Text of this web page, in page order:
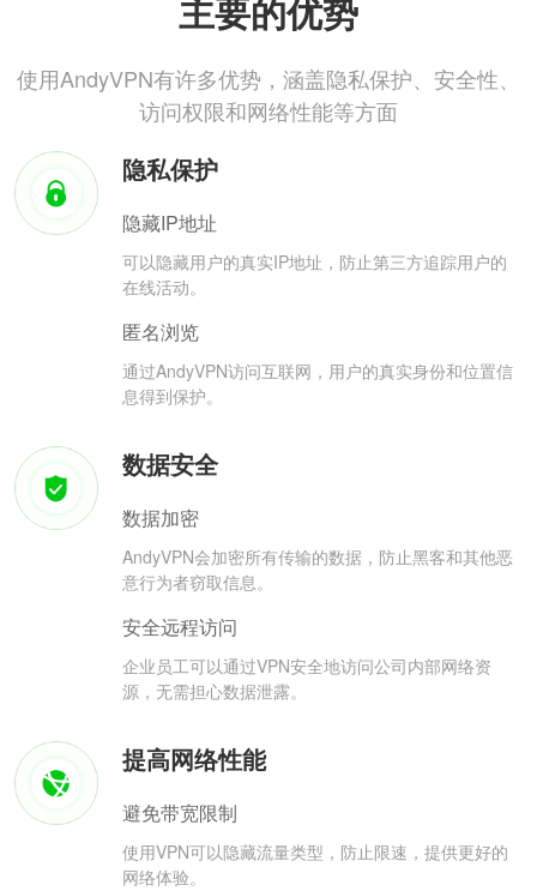
主要的优势
使用AndyVPN有许多优势，涵盖隐私保护、安全性、
访问权限和网络性能等方面
隐私保护
隐藏IP地址
可以隐藏用户的真实IP地址，防止第三方追踪用户的
在线活动。
匿名浏览
通过AndyVPN访问互联网，用户的真实身份和位置信
息得到保护。
数据安全
数据加密
AndyVPN会加密所有传输的数据，防止黑客和其他恶
意行为者窃取信息。
安全远程访问
企业员工可以通过VPN安全地访问公司内部网络资
源，无需担心数据泄露。
提高网络性能
避免带宽限制
使用VPN可以隐藏流量类型，防止限速，提供更好的
网络体验。